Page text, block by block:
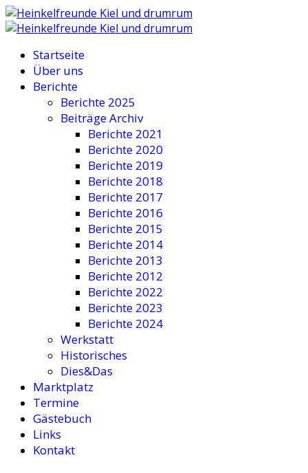
Startseite
Über uns
Berichte
Berichte 2025
Beiträge Archiv
Berichte 2021
Berichte 2020
Berichte 2019
Berichte 2018
Berichte 2017
Berichte 2016
Berichte 2015
Berichte 2014
Berichte 2013
Berichte 2012
Berichte 2022
Berichte 2023
Berichte 2024
Werkstatt
Historisches
Dies&Das
Marktplatz
Termine
Gästebuch
Links
Kontakt